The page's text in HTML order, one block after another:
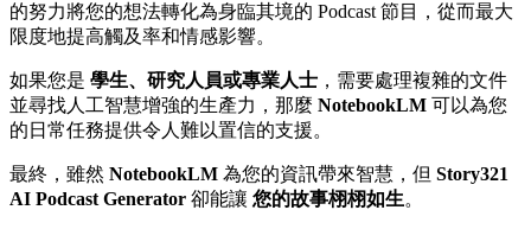
的努力將您的想法轉化為身臨其境的 Podcast 節目，從而最大
限度地提高觸及率和情感影響。
如果您是 學生、研究人員或專業人士 ，需要處理複雜的文件
並尋找人工智慧增強的生產力，那麼 NotebookLM 可以為您
的日常任務提供令人難以置信的支援。
最終，雖然 NotebookLM 為您的資訊帶來智慧，但 Story321
AI Podcast Generator 卻能讓 您的故事栩栩如生。